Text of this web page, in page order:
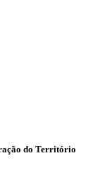
do Território